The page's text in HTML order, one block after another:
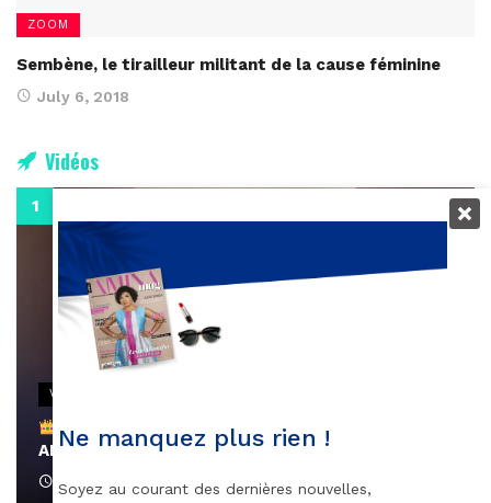
ZOOM
Sembène, le tirailleur militant de la cause féminine
July 6, 2018
Vidéos
VIDEOS
Remerciements à Ayden pour son message sur
AMINA, le Magazine de la Femme
April 1, 2022
Ne manquez plus rien !
Soyez au courant des dernières nouvelles,